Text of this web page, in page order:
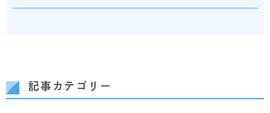
記事カテゴリー